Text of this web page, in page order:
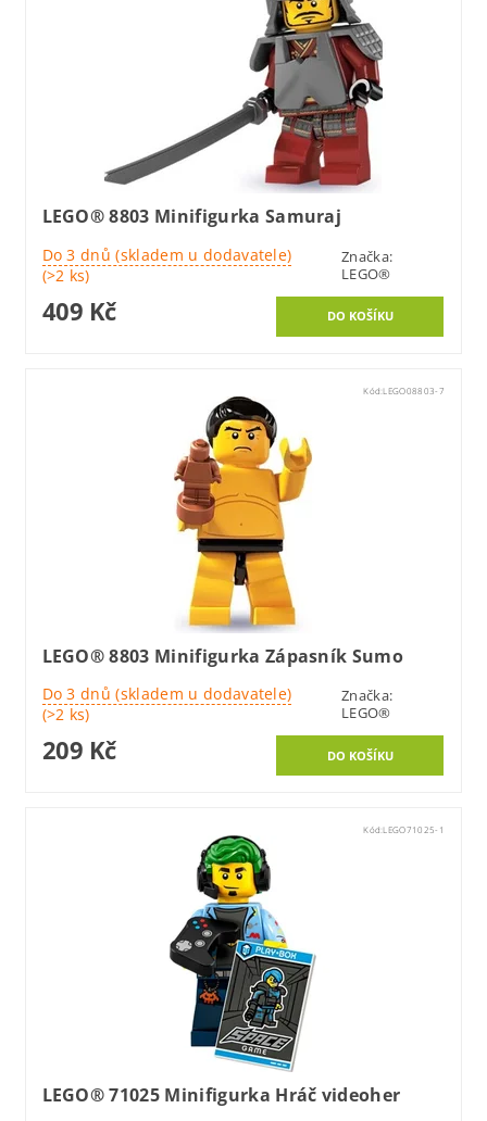
LEGO® 8803 Minifigurka Samuraj
Do 3 dnů (skladem u dodavatele)
(>2 ks)
Značka:
LEGO®
409 Kč
Kód:LEGO08803-7
LEGO® 8803 Minifigurka Zápasník Sumo
Do 3 dnů (skladem u dodavatele)
(>2 ks)
Značka:
LEGO®
209 Kč
Kód:LEGO71025-1
LEGO® 71025 Minifigurka Hráč videoher